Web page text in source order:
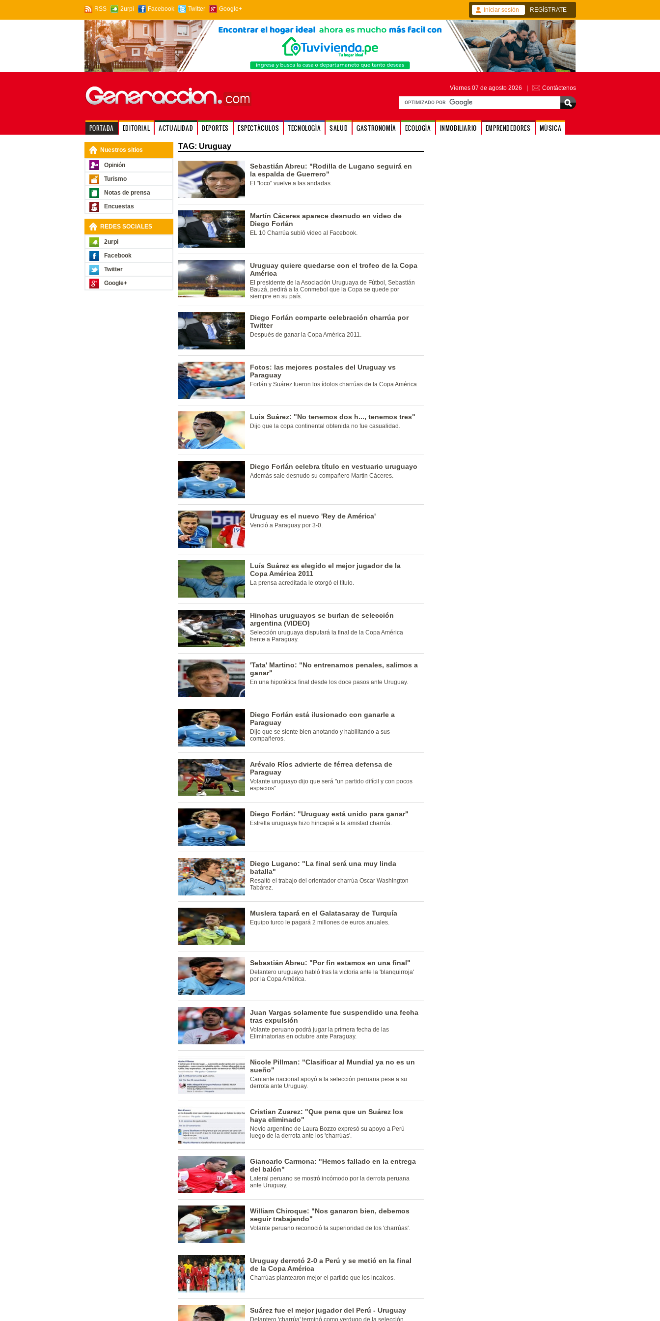
RSS 2urpi Facebook Twitter Google+ Iniciar sesión REGÍSTRATE
Viernes 07 de agosto 2026 | Contáctenos
PORTADA EDITORIAL ACTUALIDAD DEPORTES ESPECTÁCULOS TECNOLOGÍA SALUD GASTRONOMÍA ECOLOGÍA INMOBILIARIO EMPRENDEDORES MÚSICA
Nuestros sitios
Opinión
Turismo
Notas de prensa
Encuestas
REDES SOCIALES
2urpi
Facebook
Twitter
Google+
TAG: Uruguay
Sebastián Abreu: "Rodilla de Lugano seguirá en
la espalda de Guerrero"
El "loco" vuelve a las andadas.
Martín Cáceres aparece desnudo en video de
Diego Forlán
EL 10 Charrúa subió video al Facebook.
Uruguay quiere quedarse con el trofeo de la Copa
América
El presidente de la Asociación Uruguaya de Fútbol, Sebastián
Bauzá, pedirá a la Conmebol que la Copa se quede por
siempre en su país.
Diego Forlán comparte celebración charrúa por
Twitter
Después de ganar la Copa América 2011.
Fotos: las mejores postales del Uruguay vs
Paraguay
Forlán y Suárez fueron los ídolos charrúas de la Copa América
Luis Suárez: "No tenemos dos h..., tenemos tres"
Dijo que la copa continental obtenida no fue casualidad.
Diego Forlán celebra título en vestuario uruguayo
Además sale desnudo su compañero Martín Cáceres.
Uruguay es el nuevo 'Rey de América'
Venció a Paraguay por 3-0.
Luís Suárez es elegido el mejor jugador de la
Copa América 2011
La prensa acreditada le otorgó el título.
Hinchas uruguayos se burlan de selección
argentina (VIDEO)
Selección uruguaya disputará la final de la Copa América
frente a Paraguay.
'Tata' Martino: "No entrenamos penales, salimos a
ganar"
En una hipotética final desde los doce pasos ante Uruguay.
Diego Forlán está ilusionado con ganarle a
Paraguay
Dijo que se siente bien anotando y habilitando a sus
compañeros.
Arévalo Ríos advierte de férrea defensa de
Paraguay
Volante uruguayo dijo que será "un partido difícil y con pocos
espacios".
Diego Forlán: "Uruguay está unido para ganar"
Estrella uruguaya hizo hincapié a la amistad charrúa.
Diego Lugano: "La final será una muy linda
batalla"
Resaltó el trabajo del orientador charrúa Oscar Washington
Tabárez.
Muslera tapará en el Galatasaray de Turquía
Equipo turco le pagará 2 millones de euros anuales.
Sebastián Abreu: "Por fin estamos en una final"
Delantero uruguayo habló tras la victoria ante la 'blanquirroja'
por la Copa América.
Juan Vargas solamente fue suspendido una fecha
tras expulsión
Volante peruano podrá jugar la primera fecha de las
Eliminatorias en octubre ante Paraguay.
Nicole Pillman: "Clasificar al Mundial ya no es un
sueño"
Cantante nacional apoyó a la selección peruana pese a su
derrota ante Uruguay.
Cristian Zuarez: "Que pena que un Suárez los
haya eliminado"
Novio argentino de Laura Bozzo expresó su apoyo a Perú
luego de la derrota ante los 'charrúas'.
Giancarlo Carmona: "Hemos fallado en la entrega
del balón"
Lateral peruano se mostró incómodo por la derrota peruana
ante Uruguay.
William Chiroque: "Nos ganaron bien, debemos
seguir trabajando"
Volante peruano reconoció la superioridad de los 'charrúas'.
Uruguay derrotó 2-0 a Perú y se metió en la final
de la Copa América
Charrúas plantearon mejor el partido que los incaicos.
Suárez fue el mejor jugador del Perú - Uruguay
Delantero 'charrúa' terminó como verdugo de la selección